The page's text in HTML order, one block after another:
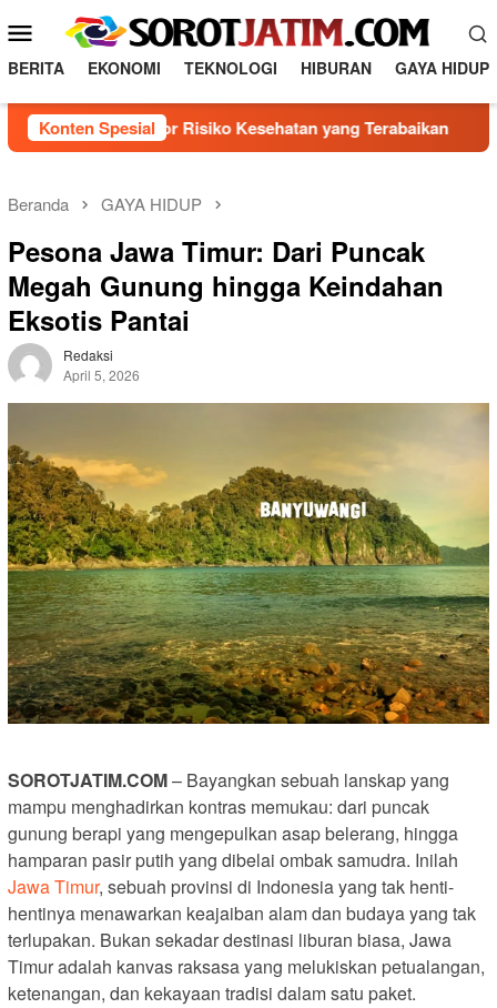
ke
konten
Menu
Mobile
BERITA EKONOMI TEKNOLOGI HIBURAN GAYA HIDUP
Konten Spesial
5 Faktor Risiko Kesehatan yang Terabaikan
Beranda GAYA HIDUP
Pesona Jawa Timur: Dari Puncak
Megah Gunung hingga Keindahan
Eksotis Pantai
Redaksi
April 5, 2026
SOROTJATIM.COM– Bayangkan sebuah lanskap yang
mampu menghadirkan kontras memukau: dari puncak
gunung berapi yang mengepulkan asap belerang, hingga
hamparan pasir putih yang dibelai ombak samudra. Inilah
Jawa Timur, sebuah provinsi di Indonesia yang tak henti-
hentinya menawarkan keajaiban alam dan budaya yang tak
terlupakan. Bukan sekadar destinasi liburan biasa, Jawa
Timur adalah kanvas raksasa yang melukiskan petualangan,
ketenangan, dan kekayaan tradisi dalam satu paket.